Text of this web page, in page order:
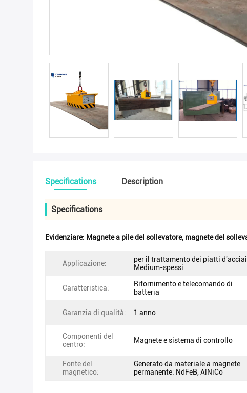
Specifications Description
Specifications
Evidenziare: Magnete a pile del sollevatore, magnete del
Applicazione:
per il trattamento dei piatti
Medium-spessi
Caratteristica:
Rifornimento e telecomando di
batteria
Garanzia di qualità: 1 anno
Componenti del
centro:
Magnete e sistema di controllo
Fonte del
magnetico:
Generato da materiale a magnete
permanente: NdFeB, AlNiCo